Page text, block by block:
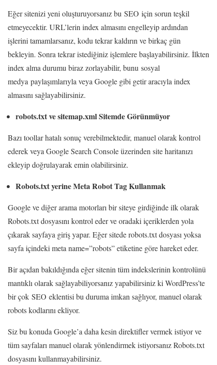
Eğer sitenizi yeni oluşturuyorsanız bu SEO için sorun teşkil
etmeyecektir. URL’lerin index almasını engelleyip ardından
işlerini tamamlarsanız, kodu tekrar kaldırın ve birkaç gün
bekleyin. Sonra tekrar istediğiniz işlemlere başlayabilirsiniz. İlkten
index alma durumu biraz zorlayabilir, bunu sosyal
medya paylaşımlarıyla veya Google gibi getir aracıyla index
almasını sağlayabilirsiniz.
robots.txt ve sitemap.xml Sitemde Görünmüyor
Bazı toollar hatalı sonuç verebilmektedir, manuel olarak kontrol
ederek veya Google Search Console üzerinden site haritanızı
ekleyip doğrulayarak emin olabilirsiniz.
Robots.txt yerine Meta Robot Tag Kullanmak
Google ve diğer arama motorları bir siteye girdiğinde ilk olarak
Robots.txt dosyasını kontrol eder ve oradaki içeriklerden yola
çıkarak sayfaya giriş yapar. Eğer sitede robots.txt dosyası yoksa
sayfa içindeki meta name=”robots” etiketine göre hareket eder.
Bir açıdan bakıldığında eğer sitenin tüm indekslerinin kontrolünü
mantıklı olarak sağlayabiliyorsanız yapabilirsiniz ki WordPress’te
bir çok SEO eklentisi bu duruma imkan sağlıyor, manuel olarak
robots kodlarını ekliyor.
Siz bu konuda Google’a daha kesin direktifler vermek istiyor ve
tüm sayfaları manuel olarak yönlendirmek istiyorsanız Robots.txt
dosyasını kullanmayabilirsiniz.